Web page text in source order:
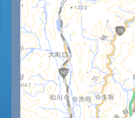
19時 20時 21時 22時